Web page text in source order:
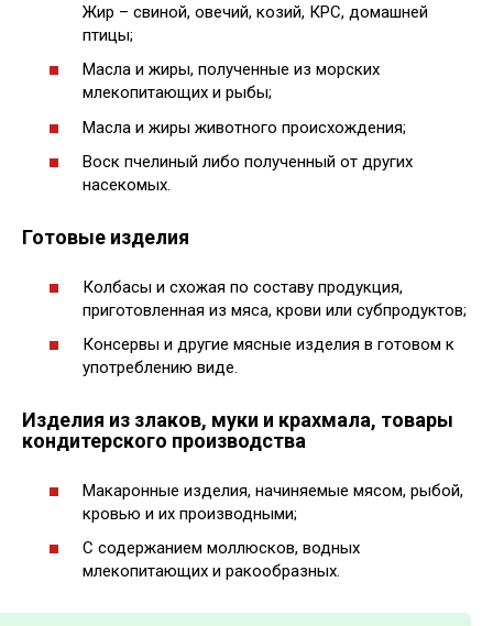
Жир – свиной, овечий, козий, КРС, домашней
птицы;
Масла и жиры, полученные из морских
млекопитающих и рыбы;
Масла и жиры животного происхождения;
Воск пчелиный либо полученный от других
насекомых.
Готовые изделия
Колбасы и схожая по составу продукция,
приготовленная из мяса, крови или субпродуктов;
Консервы и другие мясные изделия в готовом к
употреблению виде.
Изделия из злаков, муки и крахмала, товары
кондитерского производства
Макаронные изделия, начиняемые мясом, рыбой,
кровью и их производными;
С содержанием моллюсков, водных
млекопитающих и ракообразных.